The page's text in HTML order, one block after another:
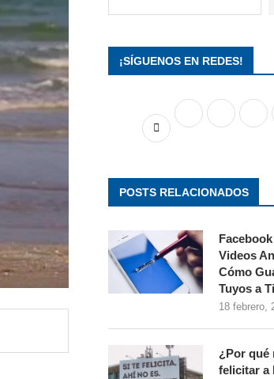
¡SÍGUENOS EN REDES!
POSTS RELACIONADOS
Videos
Cómo
Tuyos a
18 febrero,
¿Por qué
felicitar a